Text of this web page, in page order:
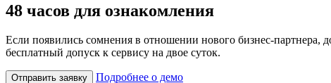
48 часов для ознакомления
Если появились сомнения в отношении нового бизнес-партнера,
бесплатный допуск к сервису на двое суток.
Отправить заявку Подробнее о демо